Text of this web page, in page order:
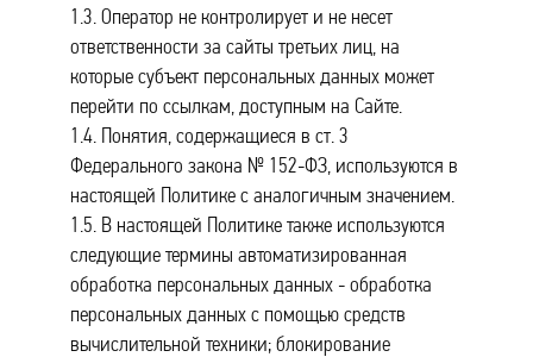
1.3. Оператор не контролирует и не несет
ответственности за сайты третьих лиц, на
которые субъект персональных данных может
перейти по ссылкам, доступным на Сайте.
1.4. Понятия, содержащиеся в ст. 3
Федерального закона № 152-ФЗ, используются в
настоящей Политике с аналогичным значением.
1.5. В настоящей Политике также используются
следующие термины автоматизированная
обработка персональных данных - обработка
персональных данных с помощью средств
вычислительной техники; блокирование